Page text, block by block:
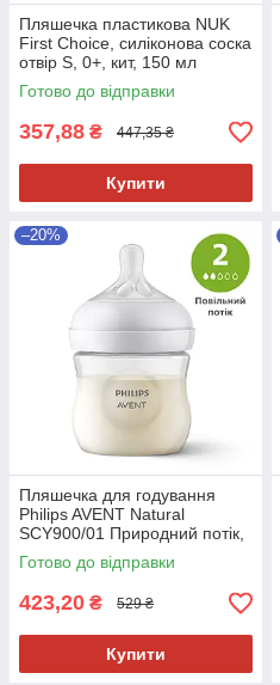
Пляшечка пластикова NUK
First Choice, силіконова соска
отвір S, 0+, кит, 150 мл
Готово до відправки
357,88 ₴ 447,35 ₴
Купити
–20%
Пляшечка для годування
Philips AVENT Natural
SCY900/01 Природний потік,
повільний, від народження,
125 мл, 1 шт
Готово до відправки
423,20 ₴ 529 ₴
Купити